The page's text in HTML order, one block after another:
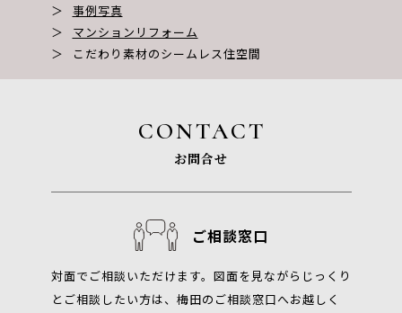
＞
事例写真
＞
マンションリフォーム
＞
こだわり素材のシームレス住空間
CONTACT
お問合せ
ご相談窓口
対面でご相談いただけます。図面を見ながらじっくり
とご相談したい方は、梅田のご相談窓口へお越しく